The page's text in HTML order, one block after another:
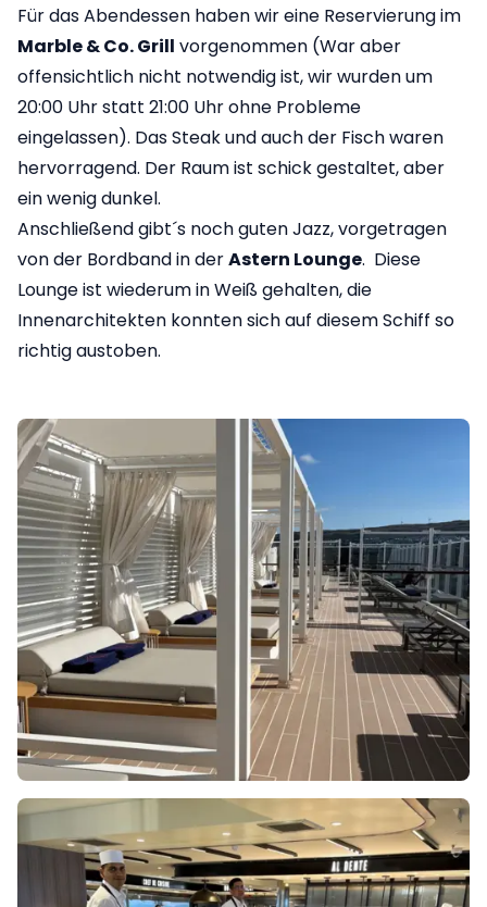
Für das Abendessen haben wir eine Reservierung im
Marble & Co. Grill vorgenommen (War aber
offensichtlich nicht notwendig ist, wir wurden um
20:00 Uhr statt 21:00 Uhr ohne Probleme
eingelassen). Das Steak und auch der Fisch waren
hervorragend. Der Raum ist schick gestaltet, aber
ein wenig dunkel.
Anschließend gibt´s noch guten Jazz, vorgetragen
von der Bordband in derAstern Lounge. Diese
Lounge ist wiederum in Weiß gehalten, die
Innenarchitekten konnten sich auf diesem Schiff so
richtig austoben.